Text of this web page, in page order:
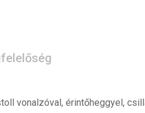
vonalzóval, érintőheggyel,